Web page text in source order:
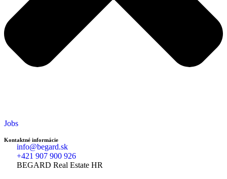
Jobs
Kontaktné informácie
info@begard.sk
+421 907 900 926
BEGARD Real Estate HR